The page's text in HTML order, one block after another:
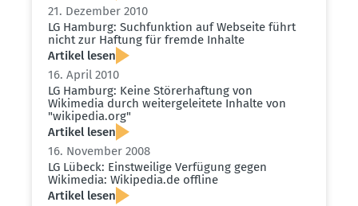
21. Dezember 2010
LG Hamburg: Suchfunktion auf Webseite führt
nicht zur Haftung für fremde Inhalte
Artikel lesen
16. April 2010
LG Hamburg: Keine Störer­haftung von
Wikimedia durch weiter­ge­leitete Inhalte von
"wikipedia.​org"
Artikel lesen
16. November 2008
LG Lübeck: Einst­weilige Verfügung gegen
Wikimedia: Wikipedia.​de offline
Artikel lesen